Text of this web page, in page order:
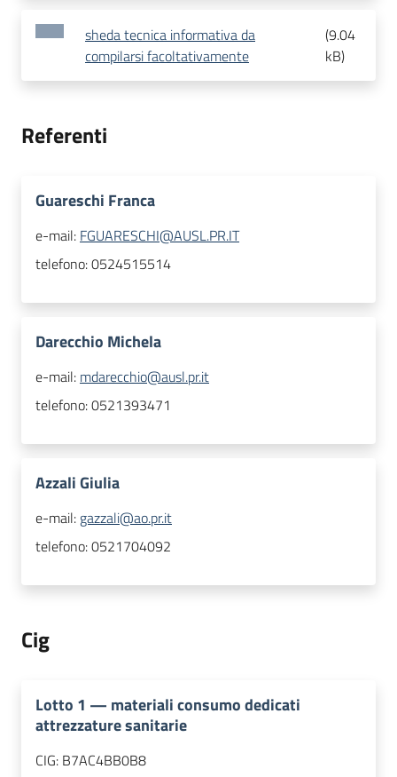
sheda tecnica informativa da
compilarsi facoltativamente
(9.04
kB)
Referenti
Guareschi Franca
e-mail: FGUARESCHI@AUSL.PR.IT
telefono:0524515514
Darecchio Michela
e-mail: mdarecchio@ausl.pr.it
telefono:0521393471
Azzali Giulia
e-mail: gazzali@ao.pr.it
telefono:0521704092
Cig
Lotto 1 — materiali consumo dedicati
attrezzature sanitarie
CIG: B7AC4BB0B8